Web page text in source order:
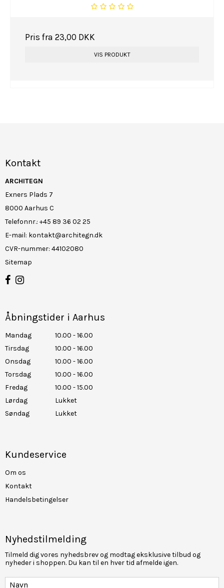
Pris fra 23,00 DKK
VIS PRODUKT
Kontakt
ARCHITEGN
Exners Plads 7
8000 Aarhus C
Telefonnr.: +45 89 36 02 25
E-mail: kontakt@architegn.dk
CVR-nummer: 44102080
Sitemap
Åbningstider i Aarhus
Mandag
10.00 - 16.00
Tirsdag
10.00 - 16.00
Onsdag
10.00 - 16.00
Torsdag
10.00 - 16.00
Fredag
10.00 - 15.00
Lørdag
Lukket
Søndag
Lukket
Kundeservice
Om os
Kontakt
Handelsbetingelser
Nyhedstilmelding
Tilmeld dig vores nyhedsbrev og modtag eksklusive tilbud og
nyheder i shoppen. Du kan til en hver tid afmelde igen.